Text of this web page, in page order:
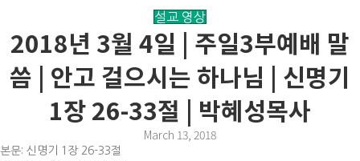
설교 영상
2018년 3월 4일 | 주일3부예배 말
씀 | 안고 걸으시는 하나님 | 신명기
1장 26-33절 | 박혜성목사
March 13, 2018
본문: 신명기 1장 26-33절